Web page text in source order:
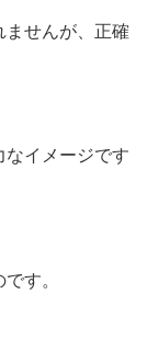
ませんが、正確
なイメージです
す。